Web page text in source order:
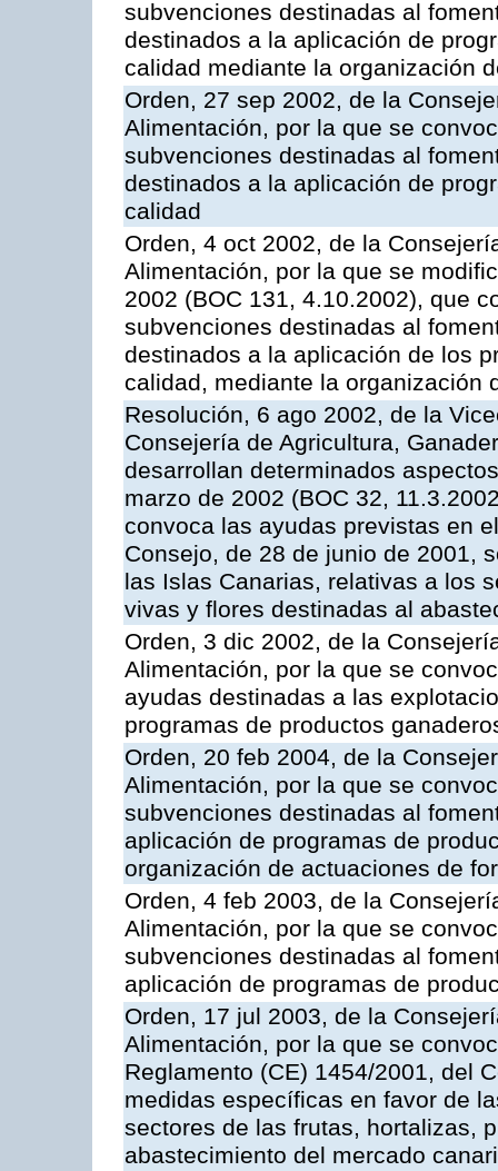
subvenciones destinadas al
destinados a la aplicación de
calidad mediante la organización
Orden, 27 sep 2002, de la
Alimentación, por la que se
subvenciones destinadas al
destinados a la aplicación de
calidad
Orden, 4 oct 2002, de la
Alimentación, por la que se
2002 (BOC 131, 4.10.2002), que
subvenciones destinadas al
destinados a la aplicación de los
calidad, mediante la organización
Resolución, 6 ago 2002, de la
Consejería de Agricultura,
desarrollan determinados
marzo de 2002 (BOC 32,
convoca las ayudas previstas en
Consejo, de 28 de junio de 2001,
las Islas Canarias, relativas a los
vivas y flores destinadas al
Orden, 3 dic 2002, de la
Alimentación, por la que se
ayudas destinadas a las
programas de productos
Orden, 20 feb 2004, de la
Alimentación, por la que se
subvenciones destinadas al
aplicación de programas de
organización de actuaciones de
Orden, 4 feb 2003, de la
Alimentación, por la que se
subvenciones destinadas al
aplicación de programas de
Orden, 17 jul 2003, de la
Alimentación, por la que se
Reglamento (CE) 1454/2001, del
medidas específicas en favor de
sectores de las frutas, hortalizas,
abastecimiento del mercado